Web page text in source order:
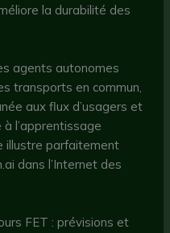
la durabilité des
agents autonomes
transports en commun,
aux flux d’usagers et
l’apprentissage
illustre parfaitement
dans l’Internet des
FET : prévisions et